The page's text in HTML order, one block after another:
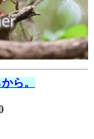
ら。